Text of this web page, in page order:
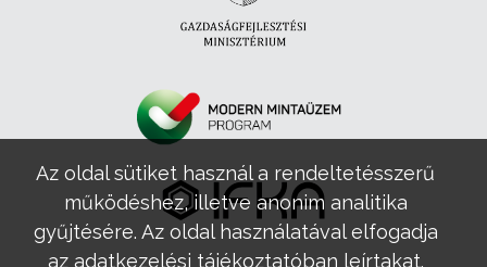
Az oldal sütiket használ a rendeltetésszerű
működéshez, illetve anonim analitika
gyűjtésére. Az oldal használatával elfogadja
az adatkezelési tájékoztatóban leírtakat.